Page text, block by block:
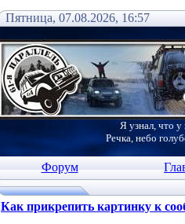
Пятница, 07.08.2026, 16:57
Я узнал, что у
Речка, небо
Форум
Как прикрепить картинку к